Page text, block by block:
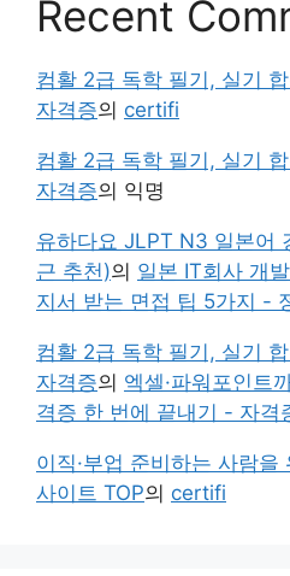
Recent
컴활 2급 독학 필기, 실기
자격증의 certifi
컴활 2급 독학 필기, 실기
자격증의 익명
유하다요 JLPT N3 일본어
근 추천)의 일본 IT회사 개
지서 받는 면접 팁 5가지 -
컴활 2급 독학 필기, 실기
자격증의 엑셀·파워포인트
격증 한 번에 끝내기 - 자격
이직·부업 준비하는 사람
사이트 TOP의 certifi